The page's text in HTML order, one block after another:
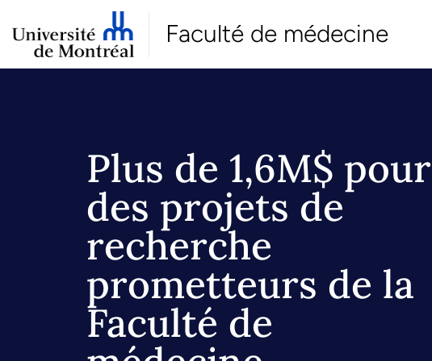
Faculté de médecine
Plus de 1,6M$ pour
des projets de
recherche
prometteurs de la
Faculté de